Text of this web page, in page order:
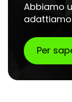
Abbiamo
Per